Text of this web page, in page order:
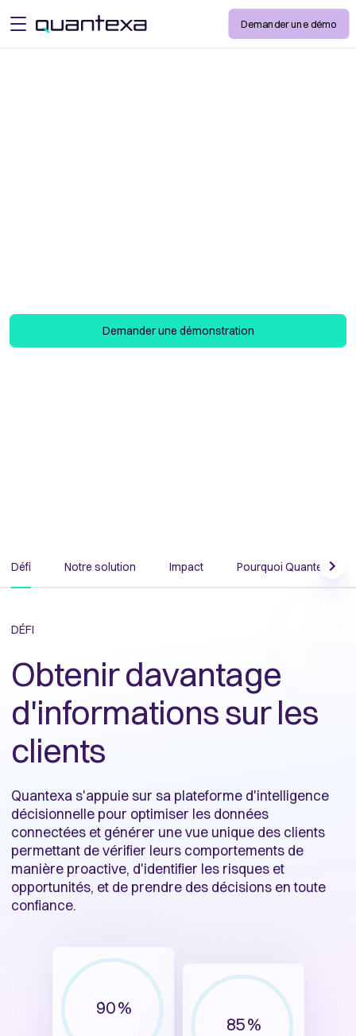
open menu Demander une démo
Demander une démonstration
Défi Notre solution Impact Pourquoi Quantexa ?
DÉFI
Obtenir davantage
d'informations sur les
clients
Quantexa s'appuie sur sa plateforme d'intelligence
décisionnelle pour optimiser les données
connectées et générer une vue unique des clients
permettant de vérifier leurs comportements de
manière proactive, d'identifier les risques et
opportunités, et de prendre des décisions en toute
confiance.
90 %
85 %